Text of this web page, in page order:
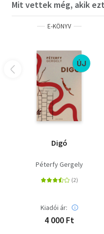
Mit vettek még, akik
E-KÖNYV
ÚJ
Digó
Péterfy Gergely
Kiadói ár:
4 000 Ft